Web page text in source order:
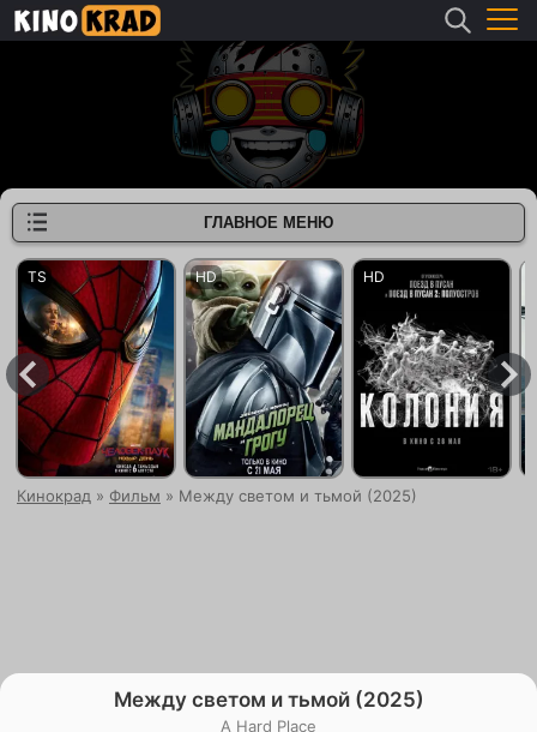
Кинокрад » Фильм » Между светом и тьмой (2025)
Между светом и тьмой (2025)
A Hard Place
ГЛАВНОЕ МЕНЮ